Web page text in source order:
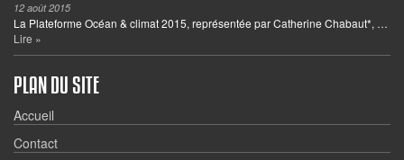
12 août 2015
La Plateforme Océan & climat 2015, représentée par Catherine Chabaut*, …
Lire »
PLAN DU SITE
Accueil
Contact